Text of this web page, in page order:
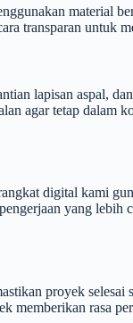
material
transparan untuk
lapisan aspal,
agar tetap dalam
digital kami
yang lebih
proyek selesai
memberikan rasa